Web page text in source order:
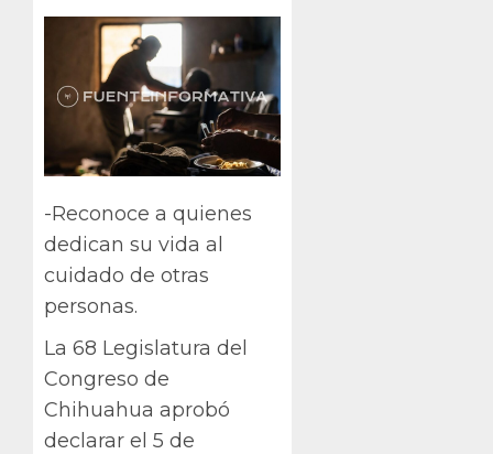
-Reconoce a quienes
dedican su vida al
cuidado de otras
personas.
La 68 Legislatura del
Congreso de
Chihuahua aprobó
declarar el 5 de